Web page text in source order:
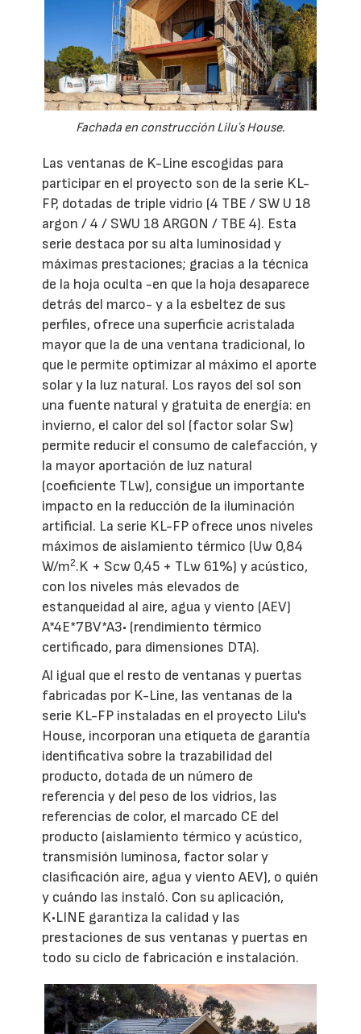
Fachada en construcción Liluʼs House.
Las ventanas de K-Line escogidas para
participar en el proyecto son de la serie KL-
FP, dotadas de triple vidrio (4 TBE / SW U 18
argon / 4 / SWU 18 ARGON / TBE 4). Esta
serie destaca por su alta luminosidad y
máximas prestaciones; gracias a la técnica
de la hoja oculta -en que la hoja desaparece
detrás del marco- y a la esbeltez de sus
perfiles, ofrece una superficie acristalada
mayor que la de una ventana tradicional, lo
que le permite optimizar al máximo el aporte
solar y la luz natural. Los rayos del sol son
una fuente natural y gratuita de energía: en
invierno, el calor del sol (factor solar Sw)
permite reducir el consumo de calefacción, y
la mayor aportación de luz natural
(coeficiente TLw), consigue un importante
impacto en la reducción de la iluminación
artificial. La serie KL-FP ofrece unos niveles
máximos de aislamiento térmico (Uw 0,84
W/m2.K + Scw 0,45 + TLw 61%) y acústico,
con los niveles más elevados de
estanqueidad al aire, agua y viento (AEV)
A*4E*7BV*A3• (rendimiento térmico
certificado, para dimensiones DTA).
Al igual que el resto de ventanas y puertas
fabricadas por K-Line, las ventanas de la
serie KL-FP instaladas en el proyecto Lilu's
House, incorporan una etiqueta de garantía
identificativa sobre la trazabilidad del
producto, dotada de un número de
referencia y del peso de los vidrios, las
referencias de color, el marcado CE del
producto (aislamiento térmico y acústico,
transmisión luminosa, factor solar y
clasificación aire, agua y viento AEV), o quién
y cuándo las instaló. Con su aplicación,
K•LINE garantiza la calidad y las
prestaciones de sus ventanas y puertas en
todo su ciclo de fabricación e instalación.